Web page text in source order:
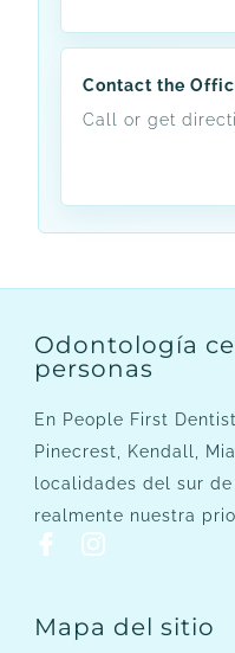
Contact the
Call or get
Odontología
personas
En People First
Pinecrest, Kendall,
localidades del sur
realmente nuestra
Mapa del sitio